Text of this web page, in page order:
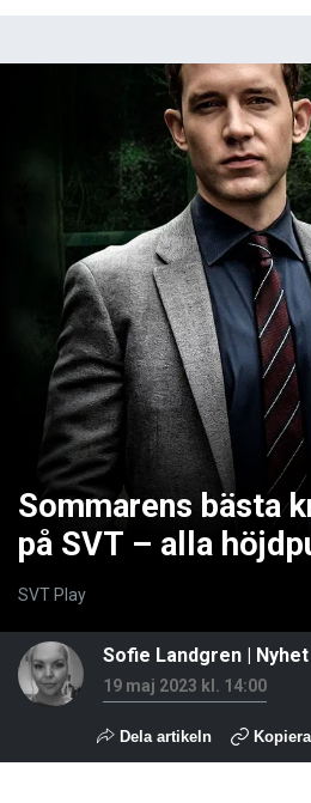
Sommarens bästa
på SVT – alla
SVT Play
Sofie Landgren | Nyhet
19 maj 2023 kl. 14:00
Dela artikeln